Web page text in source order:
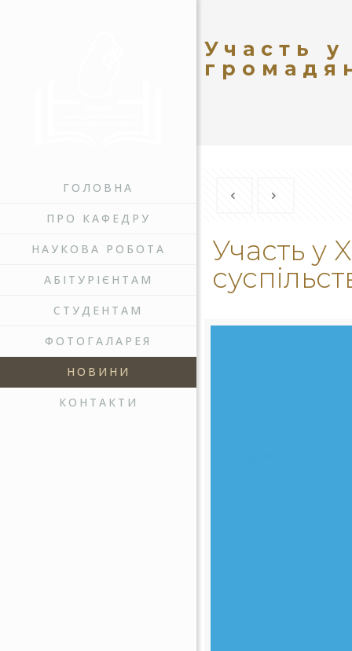
ГОЛОВНА
ПРО КАФЕДРУ
НАУКОВА РОБОТА
АБІТУРІЄНТАМ
СТУДЕНТАМ
ФОТОГАЛАРЕЯ
НОВИНИ
КОНТАКТИ
Участь
Участь у